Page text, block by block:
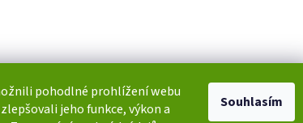
pohodlné prohlížení webu
jeho funkce, výkon a
Souhlasím